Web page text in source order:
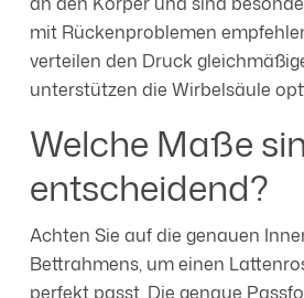
mit Rückenproblemen
verteilen den Druck
unterstützen die Wirbelsäule
Welche Maße
entscheidend?
Achten Sie auf die genauen
Bettrahmens, um einen
perfekt passt. Die genaue